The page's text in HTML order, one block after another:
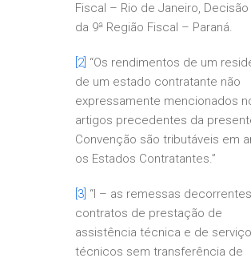
Fiscal – Rio de Janeiro,
da 9ª Região Fiscal – Paraná.
[2] “Os rendimentos de um
de um estado contratante não
expressamente mencionados
artigos precedentes da
Convenção são tributáveis em
os Estados Contratantes.”
[3] “I – as remessas
contratos de prestação de
assistência técnica e de
técnicos sem transferência de